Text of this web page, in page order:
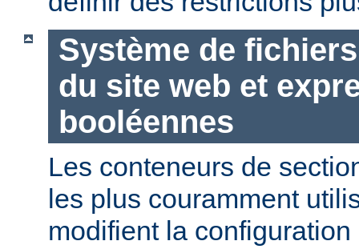
Système de
du site web et
booléennes
Les conteneurs de
les plus couramment
modifient la